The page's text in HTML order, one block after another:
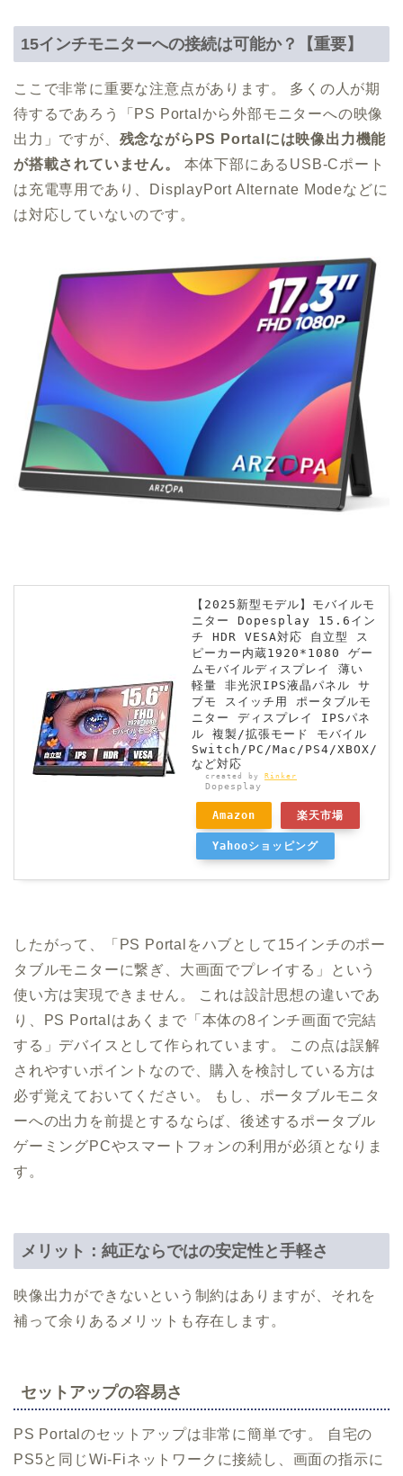
15インチモニターへの接続は可能か？【重要】
ここで非常に重要な注意点があります。 多くの人が期
待するであろう「PS Portalから外部モニターへの映像
出力」ですが、 残念ながらPS Portalには映像出力機能
が搭載されていません。
本体下部にあるUSB-Cポート
は充電専用であり、DisplayPort Alternate Modeなどに
は対応していないのです。
【2025新型モデル】モバイルモ
ニター Dopesplay 15.6イン
チ HDR VESA対応 自立型 ス
ピーカー内蔵1920*1080 ゲー
ムモバイルディスプレイ 薄い
軽量 非光沢IPS液晶パネル サ
ブモ スイッチ用 ポータブルモ
ニター ディスプレイ IPSパネ
ル 複製/拡張モード モバイル
Switch/PC/Mac/PS4/XBOX/
など対応
created by Rinker
Dopesplay
Amazon 楽天市場
Yahooショッピング
したがって、「PS Portalをハブとして15インチのポー
タブルモニターに繋ぎ、大画面でプレイする」という
使い方は実現できません。 これは設計思想の違いであ
り、PS Portalはあくまで「本体の8インチ画面で完結
する」デバイスとして作られています。 この点は誤解
されやすいポイントなので、購入を検討している方は
必ず覚えておいてください。 もし、ポータブルモニタ
ーへの出力を前提とするならば、後述するポータブル
ゲーミングPCやスマートフォンの利用が必須となりま
す。
メリット：純正ならではの安定性と手軽さ
映像出力ができないという制約はありますが、それを
補って余りあるメリットも存在します。
セットアップの容易さ
PS Portalのセットアップは非常に簡単です。 自宅の
PS5と同じWi-Fiネットワークに接続し、画面の指示に